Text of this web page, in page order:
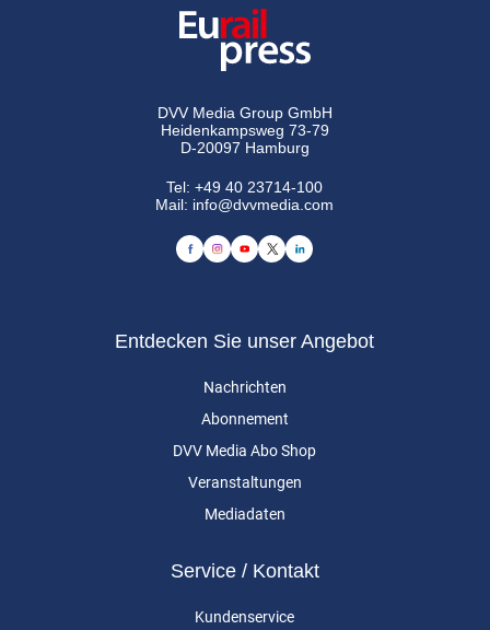
DVV Media Group GmbH
Heidenkampsweg 73-79
D-20097 Hamburg
Tel:+49 40 23714-100
Mail: info@dvvmedia.com
Entdecken Sie unser Angebot
Nachrichten
Abonnement
DVV Media Abo Shop
Veranstaltungen
Mediadaten
Service / Kontakt
Kundenservice